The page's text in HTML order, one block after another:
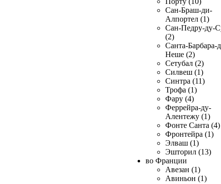
Сан-Браш-ди-
Алпортел (1)
Сан-Педру-ду-
(2)
Санта-Барбара-
Неше (2)
Сетубал (2)
Силвеш (1)
Синтра (11)
Трофа (1)
Фару (4)
Феррейра-ду-
Алентежу (1)
Фонте Санта (4)
Фронтейра (1)
Элваш (1)
Эшторил (13)
во Франции
Авезан (1)
Авиньон (1)